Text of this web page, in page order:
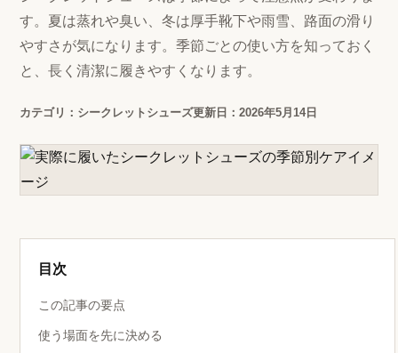
す。夏は蒸れや臭い、冬は厚手靴下や雨雪、路面の滑り
やすさが気になります。季節ごとの使い方を知っておく
と、長く清潔に履きやすくなります。
カテゴリ：シークレットシューズ更新日：2026年5月14日
目次
この記事の要点
使う場面を先に決める